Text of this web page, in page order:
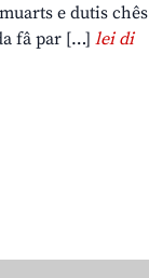
e dutis chês
fâ par […] lei di